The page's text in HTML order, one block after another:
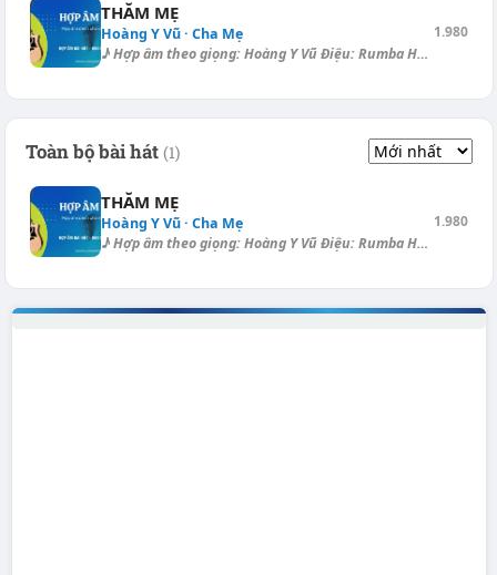
THĂM MẸ
Hoàng Y Vũ · Cha Mẹ
♪ Hợp âm theo giọng: Hoàng Y Vũ Điệu: Rumba Hôm nay con trở về đây thăm...
1.980
Toàn bộ bài hát (1)
THĂM MẸ
Hoàng Y Vũ · Cha Mẹ
♪ Hợp âm theo giọng: Hoàng Y Vũ Điệu: Rumba Hôm nay con trở về đây thăm...
1.980